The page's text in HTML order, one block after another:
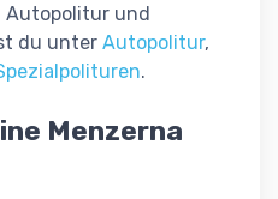
Autopolitur und
du unter Autopolitur,
.
Menzerna